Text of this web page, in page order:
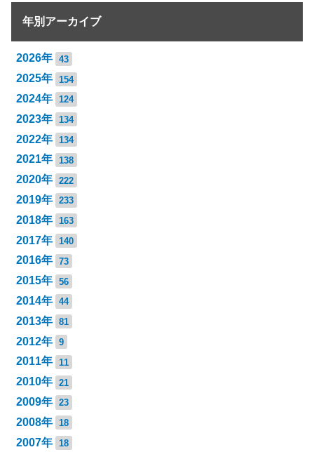
年別アーカイブ
2026年 43
2025年 154
2024年 124
2023年 134
2022年 134
2021年 138
2020年 222
2019年 233
2018年 163
2017年 140
2016年 73
2015年 56
2014年 44
2013年 81
2012年 9
2011年 11
2010年 21
2009年 23
2008年 18
2007年 18